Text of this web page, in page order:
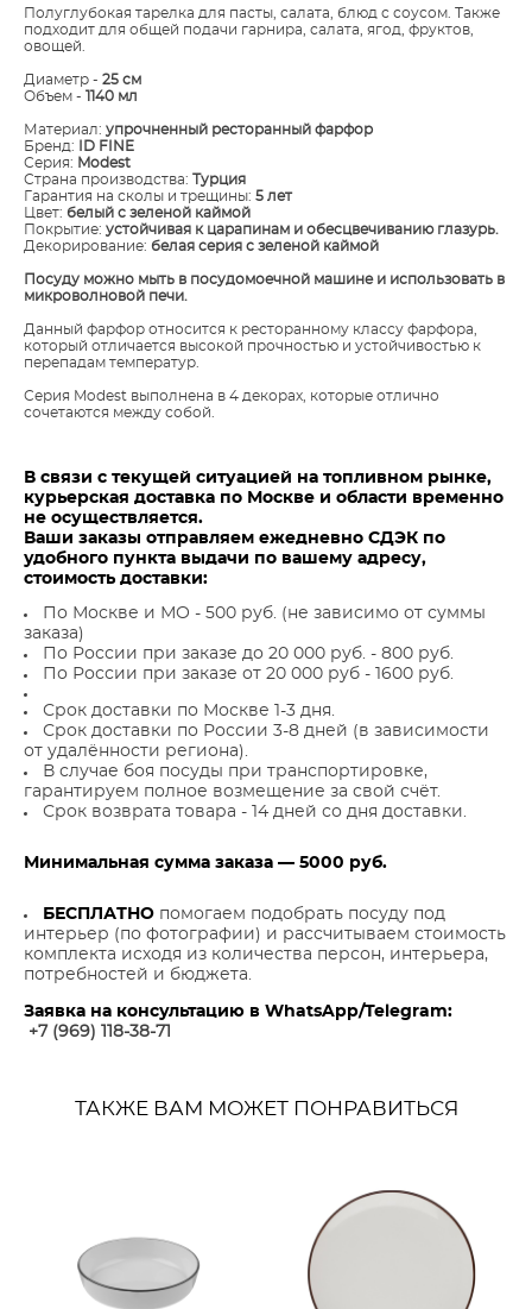
Полуглубокая тарелка для пасты, салата, блюд с соусом. Также
подходит для общей подачи гарнира, салата, ягод, фруктов,
овощей.
Диаметр - 25 см
Объем - 1140 мл
Материал: упрочненный ресторанный фарфор
Бренд:
ID FINE
Серия: Modest
Страна производства: Турция
Гарантия на сколы и трещины: 5 лет
Цвет: белый с зеленой каймой
Покрытие: устойчивая к царапинам и обесцвечиванию глазурь.
Декорирование: белая серия с зеленой каймой
​Посуду можно мыть в посудомоечной машине и использовать в
микроволновой печи.
Данный фарфор относится к ресторанному классу фарфора,
который отличается высокой прочностью и устойчивостью к
перепадам температур.
Серия Modest выполнена в 4 декорах, которые отлично
сочетаются между собой.
В связи с текущей ситуацией на топливном рынке,
курьерская доставка по Москве и области временно
не осуществляется.
Ваши заказы отправляем ежедневно СДЭК по
удобного пункта выдачи по вашему адресу,
стоимость доставки:
По Москве и МО - 500 руб. (не зависимо от суммы
заказа)
По России при заказе до 20 000 руб. - 800 руб.
По России при заказе от 20 000 руб - 1600 руб.
Срок доставки по Москве 1-3 дня.
Срок доставки по России 3-8 дней (в зависимости
от удалённости региона).
В случае боя посуды при транспортировке,
гарантируем полное возмещение за свой счёт.
Срок возврата товара - 14 дней со дня доставки.
Минимальная сумма заказа — 5000 руб.
БЕСПЛАТНО помогаем подобрать посуду под
интерьер (по фотографии) и рассчитываем стоимость
комплекта исходя из количества персон, интерьера,
потребностей и бюджета.
Заявка на консультацию в WhatsApp/Telegram:
+7 (969) 118-38-7
ТАКЖЕ ВАМ МОЖЕТ ПОНРАВИТЬСЯ